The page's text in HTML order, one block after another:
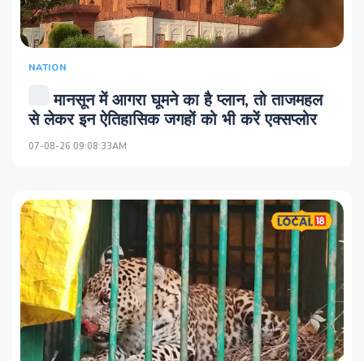
NATION
मानसून में आगरा घूमने का है प्लान, तो ताजमहल
से लेकर इन ऐतिहासिक जगहों को भी करें एक्सप्लोर
07-08-26 09:08:33AM